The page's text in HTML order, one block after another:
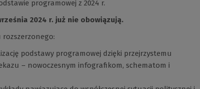
programowej z 2024 r.
2024 r. już nie obowiązują.
rozszerzonego:
podstawy programowej dzięki przejrzystemu
– nowoczesnym infografikom, schematom i